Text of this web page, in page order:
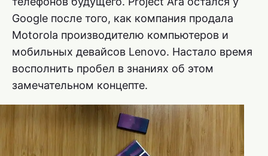
Google после того, как компания продала
Motorola производителю компьютеров и
мобильных девайсов Lenovo. Настало время
восполнить пробел в знаниях об этом
замечательном концепте.